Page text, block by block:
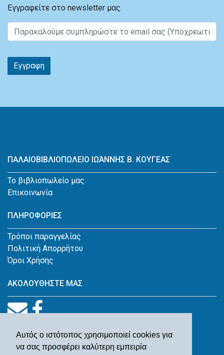
Αυτός ο ιστότοπος χρησιμοποιεί cookies για
να σας προσφέρει καλύτερη εμπειρία
Εγγραφείτε στο newsletter μας.
Εγγραφη
ΠΑΛΑΙΟΒΙΒΛΙΟΠΩΛΕΙΟ ΙΩΆΝΝΗΣ Β. ΚΟΥΓΕΑΣ
Το βιβλιοπωλείο μας
Επικοινωνία
ΠΛΗΡΟΦΟΡΙΕΣ
Τρόποι παραγγελίας
Πολιτική Απορρήτου
Όροι Χρήσης
ΑΚΟΛΟΥΘΗΣΤΕ ΜΑΣ